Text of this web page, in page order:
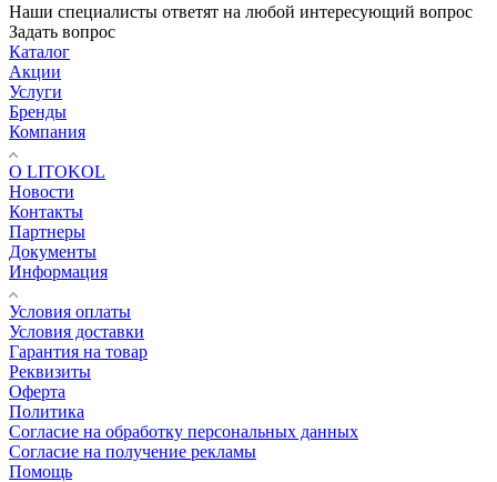
Наши специалисты ответят на любой интересующий вопрос
Задать вопрос
Каталог
Акции
Услуги
Бренды
Компания
О LITOKOL
Новости
Контакты
Партнеры
Документы
Информация
Условия оплаты
Условия доставки
Гарантия на товар
Реквизиты
Оферта
Политика
Согласие на обработку персональных данных
Согласие на получение рекламы
Помощь